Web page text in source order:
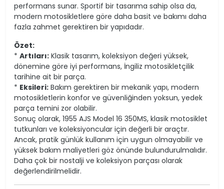
performans sunar. Sportif bir tasarıma sahip olsa da,
modern motosikletlere göre daha basit ve bakımı daha
fazla zahmet gerektiren bir yapıdadır.
Özet:
* Artıları: Klasik tasarım, koleksiyon değeri yüksek,
dönemine göre iyi performans, İngiliz motosikletçilik
tarihine ait bir parça.
* Eksileri: Bakım gerektiren bir mekanik yapı, modern
motosikletlerin konfor ve güvenliğinden yoksun, yedek
parça temini zor olabilir.
Sonuç olarak, 1955 AJS Model 16 350MS, klasik motosiklet
tutkunları ve koleksiyoncular için değerli bir araçtır.
Ancak, pratik günlük kullanım için uygun olmayabilir ve
yüksek bakım maliyetleri göz önünde bulundurulmalıdır.
Daha çok bir nostalji ve koleksiyon parçası olarak
değerlendirilmelidir.